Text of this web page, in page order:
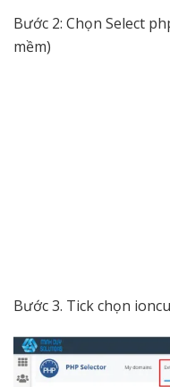
Bước 2: Chọn Select
mềm)
Bước 3. Tick chọn